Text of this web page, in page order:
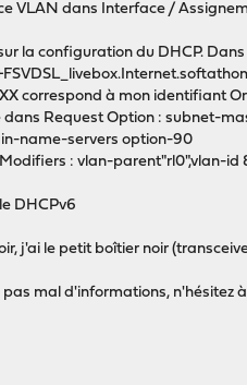
VLAN dans Interface /
la configuration du DHCP.
correspond à mon identifiant
dans Request Option : subnet-
name-servers option-90
: vlan-parent"rl0",vlan-id
DHCPv6
j'ai le petit boîtier noir
pas mal d'informations, n'hésitez